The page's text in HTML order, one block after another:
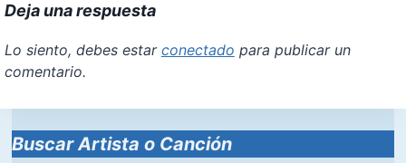
Deja una respuesta
Lo siento, debes estar conectado para publicar un
comentario.
Buscar Artista o Canción